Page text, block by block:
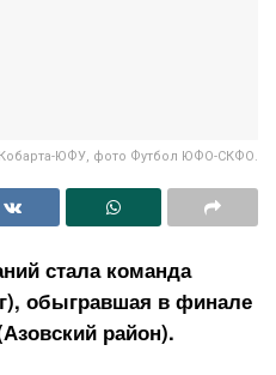
ЮФУ, фото Футбол ЮФО-СКФО.
стала команда
обыгравшая в финале
район).